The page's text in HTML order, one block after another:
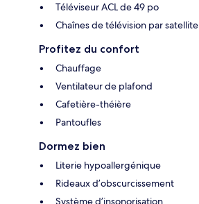
Téléviseur ACL de 49 po
Chaînes de télévision par satellite
Profitez du confort
Chauffage
Ventilateur de plafond
Cafetière-théière
Pantoufles
Dormez bien
Literie hypoallergénique
Rideaux d’obscurcissement
Système d’insonorisation